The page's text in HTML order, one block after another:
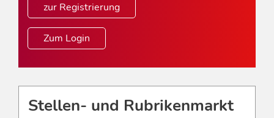
zur Registrierung
Zum Login
Stellen- und Rubrikenmarkt